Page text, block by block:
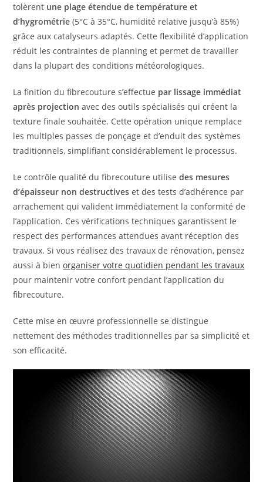
tolèrent une plage étendue de température et
d’hygrométrie (5°C à 35°C, humidité relative jusqu’à 85%)
grâce aux catalyseurs adaptés. Cette flexibilité d’application
réduit les contraintes de planning et permet de travailler
dans la plupart des conditions météorologiques.
La finition du fibrecouture s’effectue par lissage immédiat
après projection avec des outils spécialisés qui créent la
texture finale souhaitée. Cette opération unique remplace
les multiples passes de ponçage et d’enduit des systèmes
traditionnels, simplifiant considérablement le processus.
Le contrôle qualité du fibrecouture utilisedes mesures
d’épaisseur non destructives et des tests d’adhérence par
arrachement qui valident immédiatement la conformité de
l’application. Ces vérifications techniques garantissent le
respect des performances attendues avant réception des
travaux. Si vous réalisez des travaux de rénovation, pensez
aussi à bienorganiser votre quotidien pendant les travaux
pour maintenir votre confort pendant l’application du
fibrecouture.
Cette mise en œuvre professionnelle se distingue
nettement des méthodes traditionnelles par sa simplicité et
son efficacité.